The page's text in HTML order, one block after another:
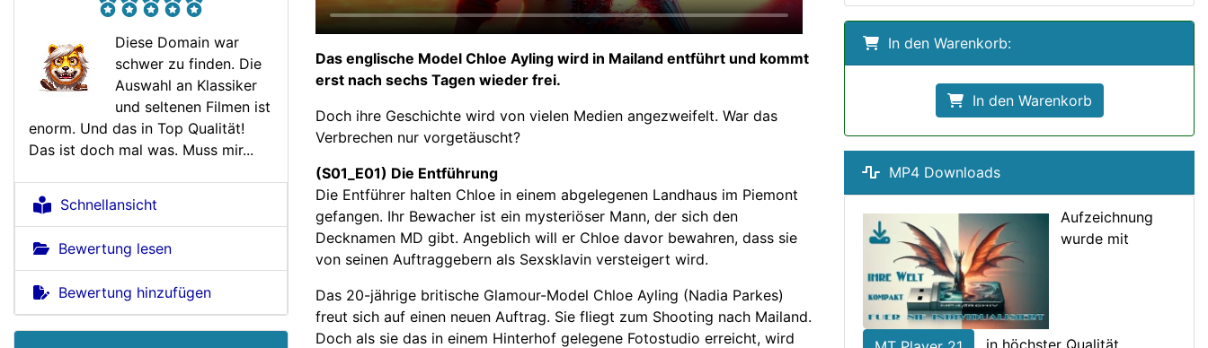
Diese Domain war
schwer zu finden. Die
Auswahl an Klassiker
und seltenen Filmen ist
enorm. Und das in Top Qualität!
Das ist doch mal was. Muss mir...
Schnellansicht
Bewertung lesen
Bewertung hinzufügen
Das englische Model Chloe Ayling wird in Mailand entführt und kommt
erst nach sechs Tagen wieder frei.
Doch ihre Geschichte wird von vielen Medien angezweifelt. War das
Verbrechen nur vorgetäuscht?
(S01_E01) Die Entführung
Die Entführer halten Chloe in einem abgelegenen Landhaus im Piemont
gefangen. Ihr Bewacher ist ein mysteriöser Mann, der sich den
Decknamen MD gibt. Angeblich will er Chloe davor bewahren, dass sie
von seinen Auftraggebern als Sexsklavin versteigert wird.
Das 20-jährige britische Glamour-Model Chloe Ayling (Nadia Parkes)
freut sich auf einen neuen Auftrag. Sie fliegt zum Shooting nach Mailand.
Doch als sie das in einem Hinterhof gelegene Fotostudio erreicht, wird
In den Warenkorb:
In den Warenkorb
MP4 Downloads
Aufzeichnung
wurde mit